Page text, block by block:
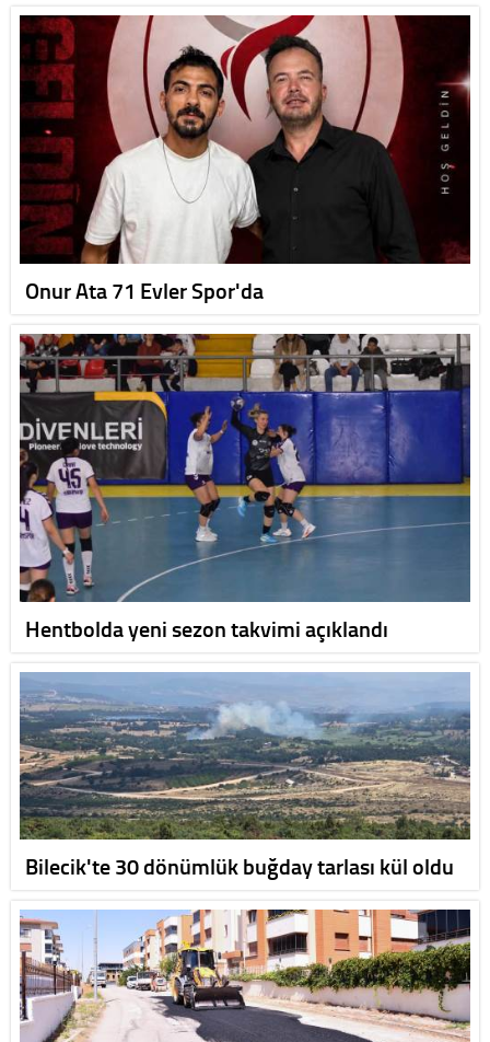
Onur Ata 71 Evler Spor'da
Hentbolda yeni sezon takvimi açıklandı
Bilecik'te 30 dönümlük buğday tarlası kül oldu